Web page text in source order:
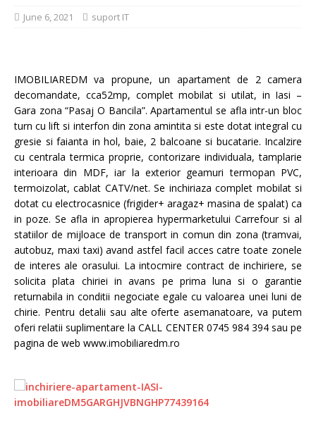
June 6, 2021 suport IT
IMOBILIAREDM va propune, un apartament de 2 camera
decomandate, cca52mp, complet mobilat si utilat, in Iasi –
Gara zona “Pasaj O Bancila”. Apartamentul se afla intr-un bloc
turn cu lift si interfon din zona amintita si este dotat integral cu
gresie si faianta in hol, baie, 2 balcoane si bucatarie. Incalzire
cu centrala termica proprie, contorizare individuala, tamplarie
interioara din MDF, iar la exterior geamuri termopan PVC,
termoizolat, cablat CATV/net. Se inchiriaza complet mobilat si
dotat cu electrocasnice (frigider+ aragaz+ masina de spalat) ca
in poze. Se afla in apropierea hypermarketului Carrefour si al
statiilor de mijloace de transport in comun din zona (tramvai,
autobuz, maxi taxi) avand astfel facil acces catre toate zonele
de interes ale orasului. La intocmire contract de inchiriere, se
solicita plata chiriei in avans pe prima luna si o garantie
returnabila in conditii negociate egale cu valoarea unei luni de
chirie. Pentru detalii sau alte oferte asemanatoare, va putem
oferi relatii suplimentare la CALL CENTER 0745 984 394 sau pe
pagina de web www.imobiliaredm.ro